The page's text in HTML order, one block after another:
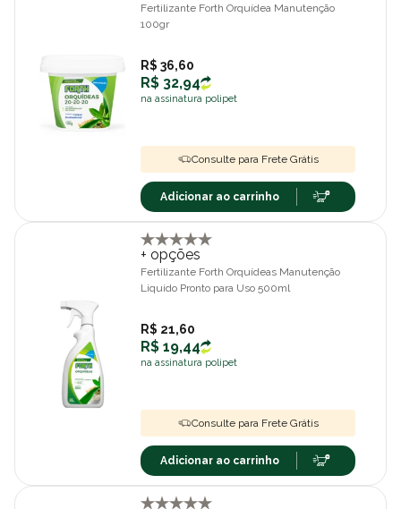
Fertilizante Forth Orquídea Manutenção
100gr
R$ 36,60
R$ 32,94
na assinatura polipet
Consulte para Frete Grátis
Adicionar ao carrinho
+ opções
Fertilizante Forth Orquídeas Manutenção
Liquido Pronto para Uso 500ml
R$ 21,60
R$ 19,44
na assinatura polipet
Consulte para Frete Grátis
Adicionar ao carrinho